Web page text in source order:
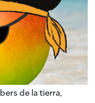
de la tierra,